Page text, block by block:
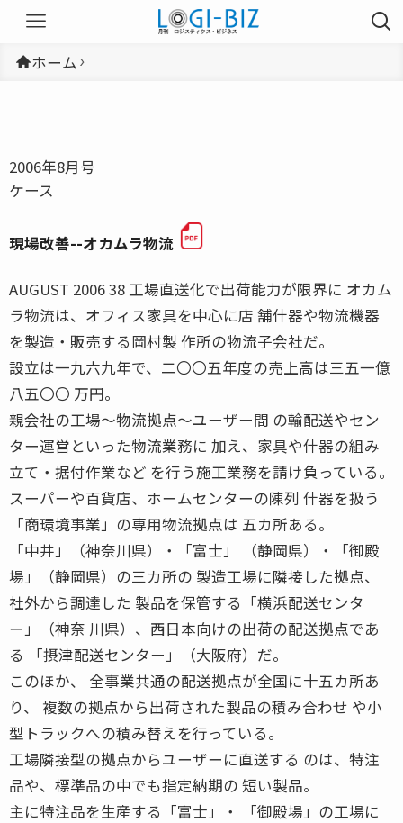
ホーム
2006年8月号
ケース
現場改善--オカムラ物流
AUGUST 2006 38 工場直送化で出荷能力が限界に オカム
ラ物流は、オフィス家具を中心に店 舗什器や物流機器
を製造・販売する岡村製 作所の物流子会社だ。
設立は一九六九年で、二〇〇五年度の売上高は三五一億
八五〇〇 万円。
親会社の工場〜物流拠点〜ユーザー間 の輸配送やセン
ター運営といった物流業務に 加え、家具や什器の組み
立て・据付作業など を行う施工業務を請け負っている。
スーパーや百貨店、ホームセンターの陳列 什器を扱う
「商環境事業」の専用物流拠点は 五カ所ある。
「中井」（神奈川県）・「富士」 （静岡県）・「御殿
場」（静岡県）の三カ所の 製造工場に隣接した拠点、
社外から調達した 製品を保管する「横浜配送センタ
ー」（神奈 川県）、西日本向けの出荷の配送拠点であ
る 「摂津配送センター」（大阪府）だ。
このほか、 全事業共通の配送拠点が全国に十五カ所あ
り、 複数の拠点から出荷された製品の積み合わせ や小
型トラックへの積み替えを行っている。
工場隣接型の拠点からユーザーに直送する のは、特注
品や、標準品の中でも指定納期の 短い製品。
主に特注品を生産する「富士」・ 「御殿場」の工場に